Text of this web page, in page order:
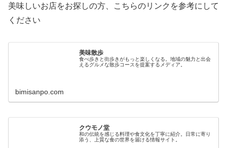
美味しいお店をお探しの方、こちらのリンクを参考にして
ください
美味散歩
食べ歩きと街歩きがもっと楽しくなる。地域の魅力と出会
えるグルメな散歩コースを提案するメディア。
bimisanpo.com
クウモノ堂
和の伝統を感じる料理や食文化を丁寧に紹介。日常に寄り
添う、上質な食の世界を届ける情報サイト。